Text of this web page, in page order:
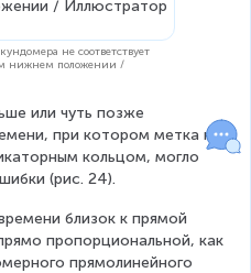
не соответствует
нижнем положении /
или чуть позже
при котором метка на
кольцом, могло
(рис. 24).
близок к прямой
пропорциональной, как
прямолинейного